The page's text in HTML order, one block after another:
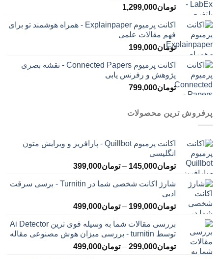
تومان1,299,000
اکانت پرمیوم Explainpaper - همراه هوشمند تو برای
فهم مقالات علمی
تومان199,000
اکانت پرمیوم Connected Papers - نقشه بصری
پژوهش و رفرنس یابی
تومان799,000
پرفروش ترین محصولات
اکانت پرمیوم Quillbot - پارافریز و ویرایش متون
انگلیسی
تومان145,000
– تومان399,000محدوده
تومان145,000
تومان399,000
شارژ اکانت شخصی شما در Turnitin - برسی سرقت
ادبی
تومان199,000
– تومان499,000محدوده
تومان199,000
تا
تومان499,000
بررسی مقالات شما به وسیله قوی ترین Ai Detector
توسط turnitin - بررسی میزان هوش مصنوعی مقاله
تومان299,000
– تومان499,000محدوده